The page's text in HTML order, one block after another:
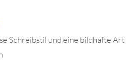
Schreibstil und eine bildhafte Art